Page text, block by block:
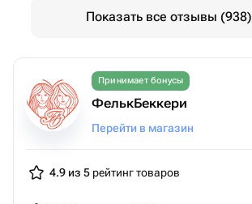
Показать все отзывы (938)
Принимает бонусы
ФелькБеккери
Перейти в магазин
4.9 из 5 рейтинг товаров